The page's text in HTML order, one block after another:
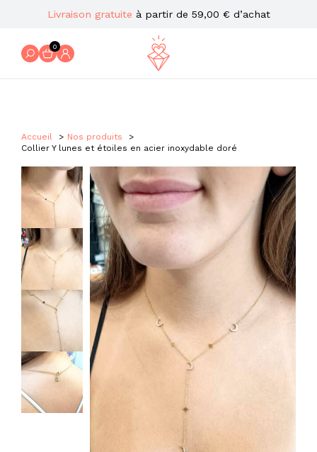
Livraison gratuite à partir de 59,00 € d’achat
0
Accueil
Nos produits
Collier Y lunes et étoiles en acier inoxydable doré